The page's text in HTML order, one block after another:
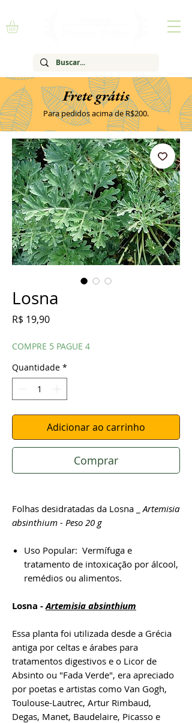
Frete grátis
Para pedidos acima de R$200.
Losna
R$ 19,90Preço
COMPRE 5 PAGUE 4
Quantidade *
Adicionar ao carrinho
Comprar
Folhas desidratadas da Losna _ Artemisia
absinthium - Peso 20 g
Uso Popular: Vermífuga e
tratamento de intoxicação por álcool,
remédios ou alimentos.
Losna -Artemisia absinthium
Essa planta foi utilizada desde a Grécia
antiga por celtas e árabes para
tratamentos digestivos e o Licor de
Absinto ou "Fada Verde", era apreciado
por poetas e artistas como Van Gogh,
Toulouse-Lautrec, Artur Rimbaud,
Degas, Manet, Baudelaire, Picasso e